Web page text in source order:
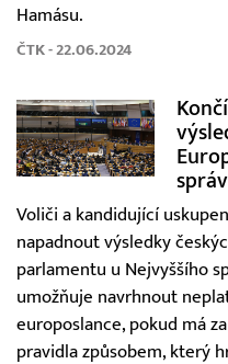
Hamásu.
ČTK - 22.06.2024
Voliči a kandidující
napadnout výsledky
parlamentu u Nejvyššího
umožňuje navrhnout
europoslance, pokud má
pravidla způsobem, který